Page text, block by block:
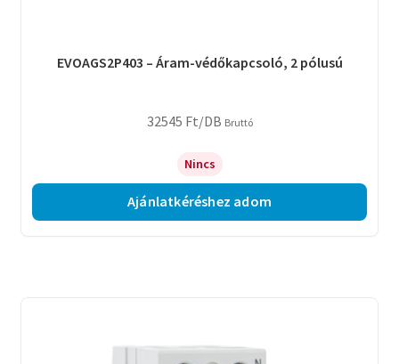
EVOAGS2P403 – Áram-védőkapcsoló, 2 pólusú
32545 Ft/DB Bruttó
Nincs
Ajánlatkéréshez adom